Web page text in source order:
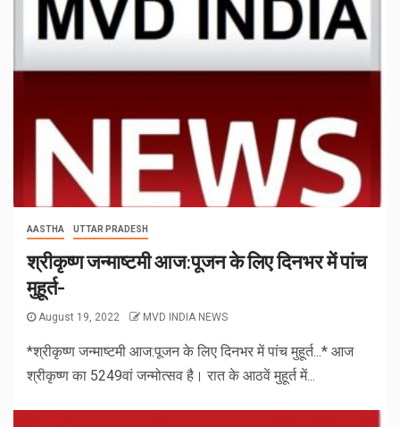
AASTHA UTTAR PRADESH
श्रीकृष्ण जन्माष्टमी आज:पूजन के लिए दिनभर में पांच
मुहूर्त-
August 19, 2022 MVD INDIA NEWS
*श्रीकृष्ण जन्माष्टमी आज:पूजन के लिए दिनभर में पांच मुहूर्त...* आज
श्रीकृष्ण का 5249वां जन्मोत्सव है। रात के आठवें मुहूर्त में...